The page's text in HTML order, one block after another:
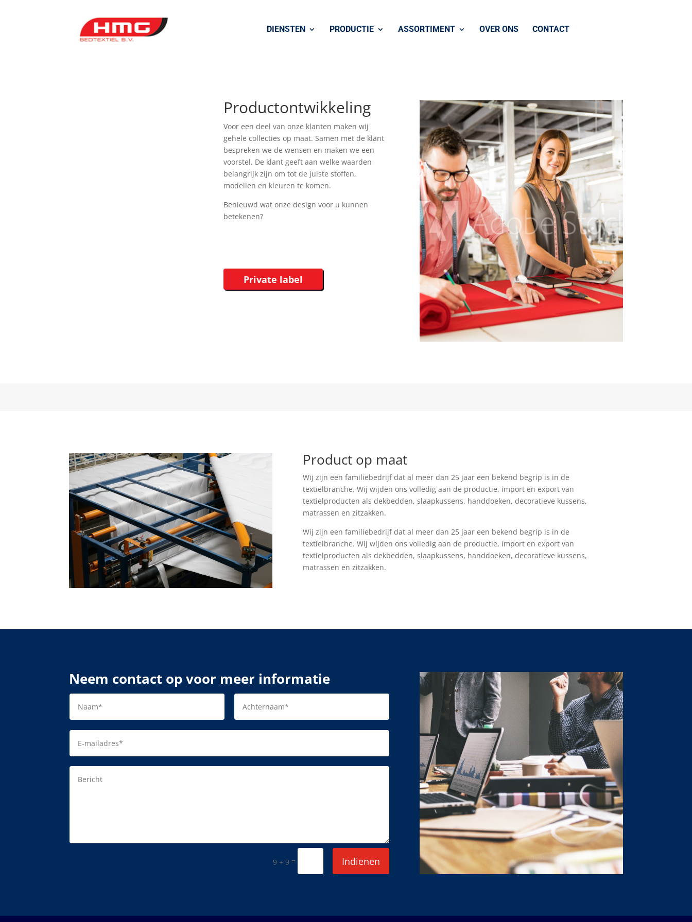
DIENSTEN PRODUCTIE ASSORTIMENT OVER ONS CONTACT
Productontwikkeling
Voor een deel van onze klanten maken wij
gehele collecties op maat. Samen met de klant
bespreken we de wensen en maken we een
voorstel. De klant geeft aan welke waarden
belangrijk zijn om tot de juiste stoffen,
modellen en kleuren te komen.
Benieuwd wat onze design voor u kunnen
betekenen?
Private label
Product op maat
Wij zijn een familiebedrijf dat al meer dan 25 jaar een bekend begrip is in de
textielbranche. Wij wijden ons volledig aan de productie, import en export van
textielproducten als dekbedden, slaapkussens, handdoeken, decoratieve kussens,
matrassen en zitzakken.
Wij zijn een familiebedrijf dat al meer dan 25 jaar een bekend begrip is in de
textielbranche. Wij wijden ons volledig aan de productie, import en export van
textielproducten als dekbedden, slaapkussens, handdoeken, decoratieve kussens,
matrassen en zitzakken.
Neem contact op voor meer informatie
9 + 9 = Indienen